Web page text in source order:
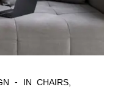
INCHAIRS